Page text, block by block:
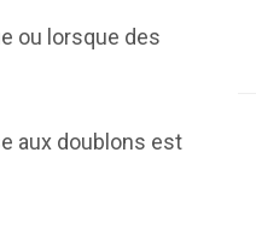
ou lorsque des
aux doublons est